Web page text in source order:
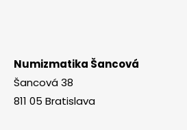
Numizmatika Šancová
Šancová 38
811 05 Bratislava